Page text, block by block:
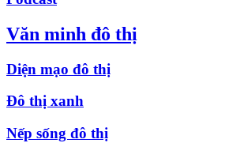
Văn minh đô thị
Diện mạo đô thị
Đô thị xanh
Nếp sống đô thị